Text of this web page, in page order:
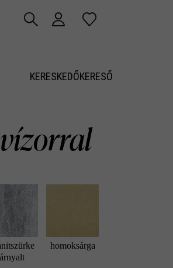
KERESKEDŐKERESŐ
árnyalt
homoksárga